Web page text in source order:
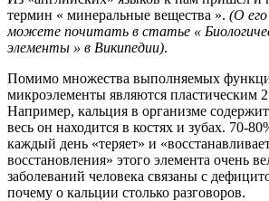
термин « минеральные вещества ». (О
можете почитать в статье «
элементы » в Википедии).
Помимо множества выполняемых
микроэлементы являются пластическим
Например, кальция в организме
весь он находится в костях и зубах. 70-
каждый день «теряет» и
восстановления» этого элемента очень
заболеваний человека связаны с
почему о кальции столько разговоров.